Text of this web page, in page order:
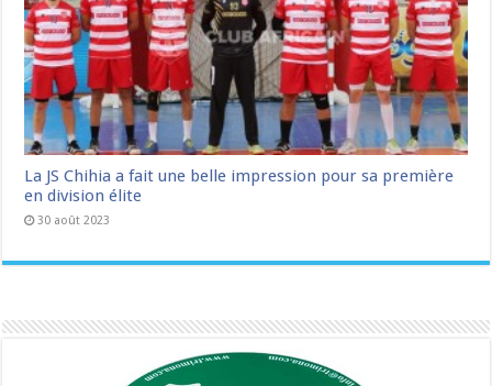
La JS Chihia a fait une belle impression pour sa première
en division élite
30 août 2023